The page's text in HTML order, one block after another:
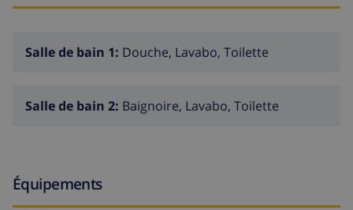
Salle de bain 1: Douche, Lavabo, Toilette
Salle de bain 2: Baignoire, Lavabo, Toilette
Équipements